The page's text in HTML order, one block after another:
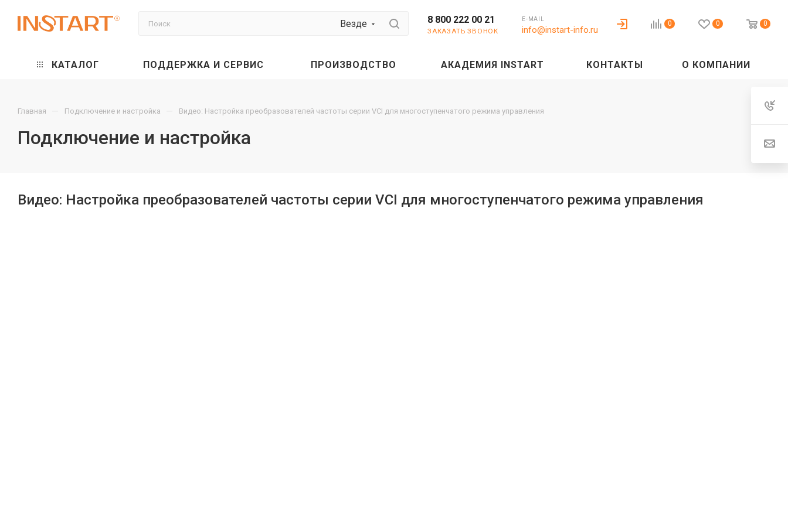
Везде 8 800 222 00 21
ЗАКАЗАТЬ ЗВОНОК
E-MAIL
info@instart-info.ru
0 0 0
КАТАЛОГ ПОДДЕРЖКА И СЕРВИС ПРОИЗВОДСТВО АКАДЕМИЯ INSTART КОНТАКТЫ О КОМПАНИИ
Главная — Подключение и настройка — Видео: Настройка преобразователей частоты серии VCI для многоступенчатого режима управления
Подключение и настройка
Видео: Настройка преобразователей частоты серии VCI для многоступенчатого режима управления